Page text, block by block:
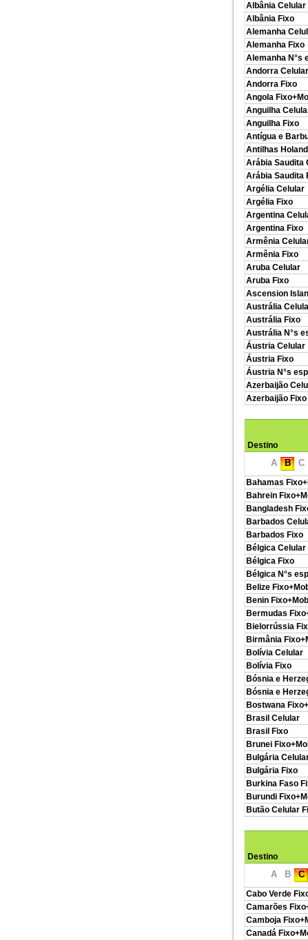
Albânia Celular
Albânia Fixo
Alemanha
Alemanha Fixo
Alemanha N°s
Andorra Celular
Andorra Fixo
Angola
Anguilha
Anguilha Fixo
Antígua e
Antilhas
Arábia Saudita
Arábia Saudita
Argélia Celular
Argélia Fixo
Argentina
Argentina Fixo
Armênia
Armênia Fixo
Aruba Celular
Aruba Fixo
Ascension
Austrália
Austrália Fixo
Austrália N°s
Áustria Celular
Áustria Fixo
Áustria N°s
Azerbaijão
Azerbaijão Fixo
Destino
A B C
Bahamas
Bahrein
Bangladesh
Barbados
Barbados Fixo
Bélgica Celular
Bélgica Fixo
Bélgica N°s
Belize
Benin
Bermudas
Bielorrússia
Birmânia
Bolívia Celular
Bolívia Fixo
Bósnia e
Bósnia e
Bostwana
Brasil Celular
Brasil Fixo
Brunei
Bulgária
Bulgária Fixo
Burkina Faso
Burundi
Butão Celular
Destino
A B C
Cabo Verde
Camarões
Camboja
Canadá